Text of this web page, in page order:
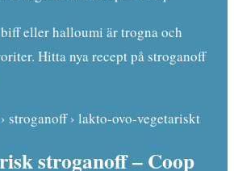
eller halloumi är trogna och
Hitta nya recept på stroganoff
stroganoff › lakto-ovo-vegetariskt
stroganoff – Coop